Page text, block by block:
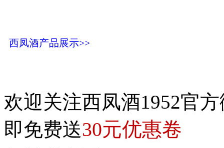
西凤酒产品展示>>
欢迎关注西凤酒1952官
即免费送30元优惠卷